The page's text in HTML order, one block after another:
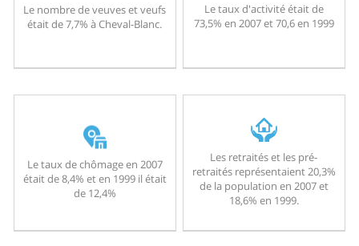
Le nombre de veuves et veufs
était de 7,7% à Cheval-Blanc.
Le taux d'activité était de
73,5% en 2007 et 70,6 en 1999
Le taux de chômage en 2007
était de 8,4% et en 1999 il était
de 12,4%
Les retraités et les pré-
retraités représentaient 20,3%
de la population en 2007 et
18,6% en 1999.